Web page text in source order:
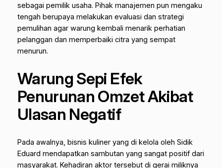
sebagai pemilik usaha. Pihak manajemen pun mengaku
tengah berupaya melakukan evaluasi dan strategi
pemulihan agar warung kembali menarik perhatian
pelanggan dan memperbaiki citra yang sempat
menurun.
Warung Sepi Efek
Penurunan Omzet Akibat
Ulasan Negatif
Pada awalnya, bisnis kuliner yang di kelola oleh Sidik
Eduard mendapatkan sambutan yang sangat positif dari
masyarakat. Kehadiran aktor tersebut di gerai miliknya